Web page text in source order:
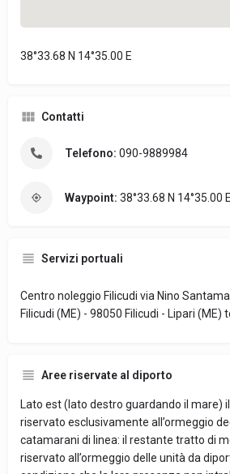
38°33.68 N 14°35.00 E
Contatti
Telefono: 090-9889984
Waypoint: 38°33.68 N 14°35.00 E
Servizi portuali
Centro noleggio Filicudi via Nino
Filicudi (ME) - 98050 Filicudi - Lipari (ME)
Aree riservate al diporto
Lato est (lato destro guardando il mare)
riservato esclusivamente all’ormeggio
catamarani di linea: il restante tratto di
riservato all’ormeggio delle unità da